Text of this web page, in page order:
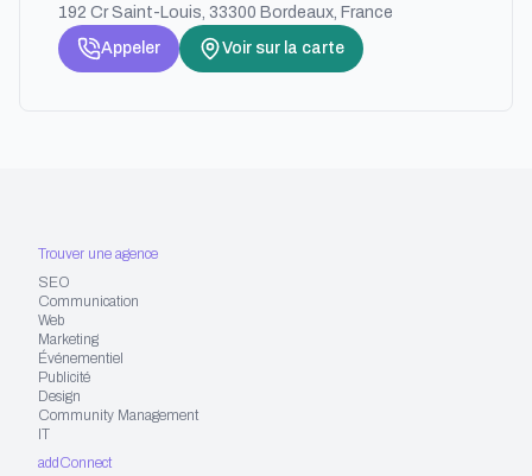
192 Cr Saint-Louis, 33300 Bordeaux, France
Appeler
Voir sur la carte
Trouver une agence
SEO
Communication
Web
Marketing
Événementiel
Publicité
Design
Community Management
IT
addConnect